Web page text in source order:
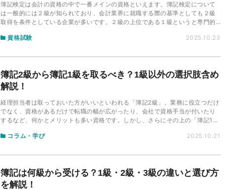
簿記検定は会計の資格の中で一番メインの資格といえます。簿記検定について
は一般的には２級が知られており、会計業界に就職する際の基準としても２級
取得を条件としている企業が多いです。２級の上位である１級というと専門的
て解説します。
資格試験 2025.10.23
簿記2級から簿記1級を取るべき？1級以外の選択肢含め
解説！
経理担当者は取っておいた方がいいといわれる「簿記2級」。業務に役立つだけ
でなく、資格があるだけで転職の幅が広がったり、会社で資格手当が付いたり
するなど、何かとメリットも多い資格です。しかし、さらにその上の「簿記1
コラム・学び
2025.10.21
簿記は何級から受ける？1級・2級・3級の違いと選び方
を解説！